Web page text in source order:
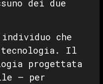
dei due
che
tecnologia. Il
progettata
— per